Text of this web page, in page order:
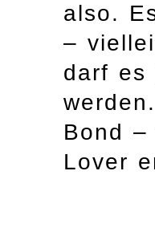
also.
–
darf es
Bond
Lover